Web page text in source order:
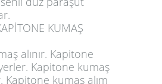
KUMAŞ
alınır. Kapitone
Kapitone kumaş
Kapitone kumaş alım